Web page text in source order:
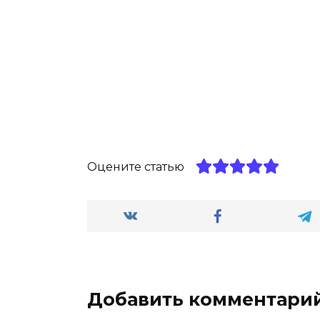
Оцените статью
Добавить